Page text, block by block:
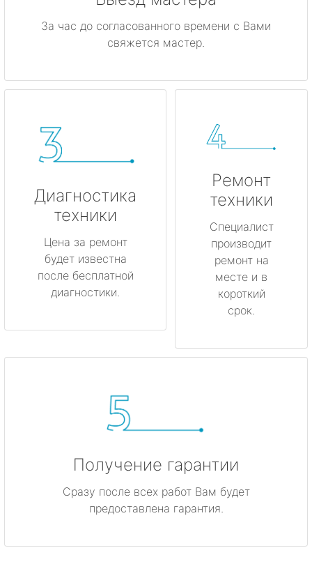
За час до согласованного времени с Вами
свяжется мастер.
Диагностика
техники
Цена за ремонт
будет известна
после бесплатной
диагностики.
Ремонт
техники
Специалист
производит
ремонт на
месте и в
короткий
срок.
Получение гарантии
Сразу после всех работ Вам будет
предоставлена гарантия.